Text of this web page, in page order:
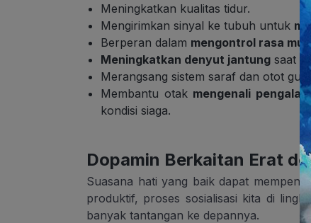
Meningkatkan kualitas tidur.
Mengirimkan sinyal ke tubuh untuk
Berperan dalam mengontrol rasa
Meningkatkan denyut jantung saat
Merangsang sistem saraf dan otot
Membantu otak mengenali
kondisi siaga.
Dopamin Berkaitan Erat
Suasana hati yang baik dapat
produktif, proses sosialisasi kita di
banyak tantangan ke depannya.